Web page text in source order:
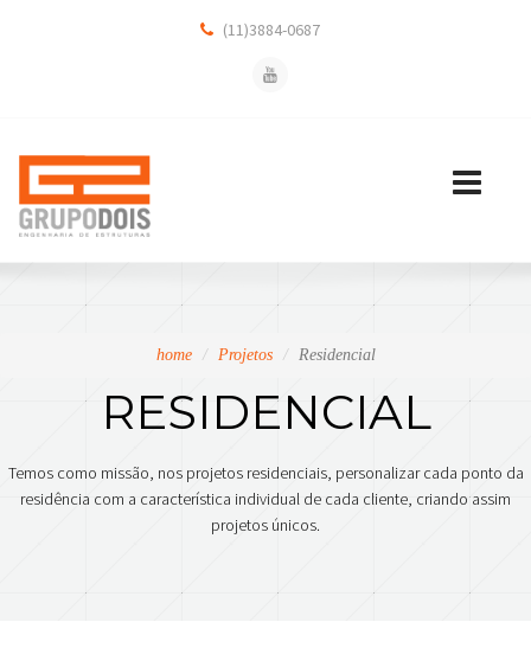
(11)3884-0687
Toggle
home Projetos Residencial
RESIDENCIAL
Temos como missão, nos projetos residenciais, personalizar cada ponto da
residência com a característica individual de cada cliente, criando assim
projetos únicos.